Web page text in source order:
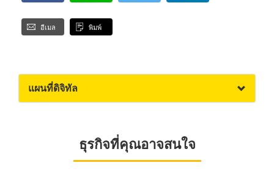
อีเมล พิมพ์
แผนที่ดิจิทัล
ธุรกิจที่คุณอาจสนใจ